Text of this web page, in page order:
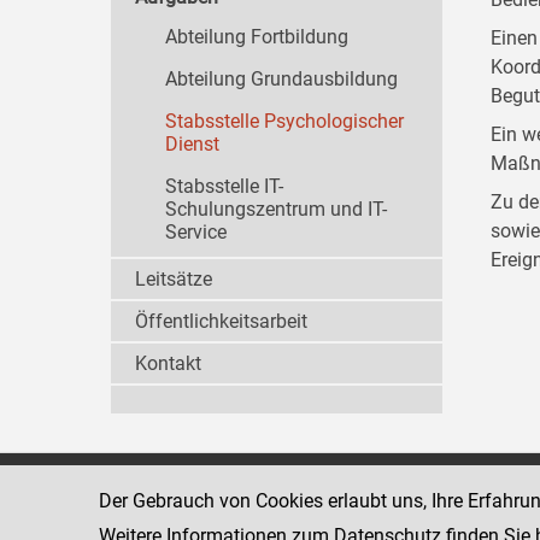
Ein
Zu
Abteilung Fortbildung
Abteilung Grundausbildung
Stabsstelle Psychologischer
Dienst
Stabsstelle IT-
Schulungszentrum und IT-
Service
Leitsätze
Öffentlichkeitsarbeit
Kontakt
Strafvollzugsakademie
1080 Wien
Der Gebrauch von Cookies erlaubt uns, Ihre